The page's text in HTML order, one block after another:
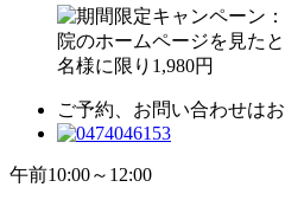
ご予約、お問い合わせは
午前10:00～12:00